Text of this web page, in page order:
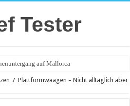
auf Mallorca
/ Plattformwaagen – Nicht alltäglich aber